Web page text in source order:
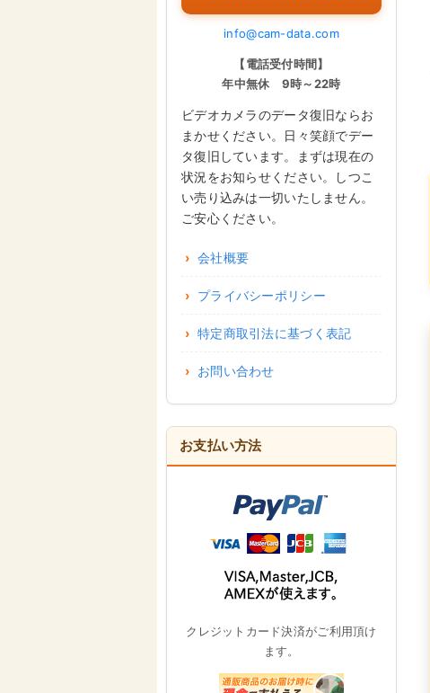
info@cam-data.com
【電話受付時間】
年中無休 9時～22時
ビデオカメラのデータ復旧ならお
まかせください。日々笑顔でデー
タ復旧しています。まずは現在の
状況をお知らせください。しつこ
い売り込みは一切いたしません。
ご安心ください。
会社概要
プライバシーポリシー
特定商取引法に基づく表記
お問い合わせ
お支払い方法
クレジットカード決済がご利用頂け
ます。